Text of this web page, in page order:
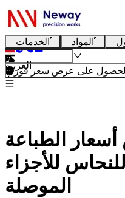
الخدمات المواد
العربية
الحصول على عرض سعر فوري
الطباعة
للنحاس للأجزاء
الموصلة